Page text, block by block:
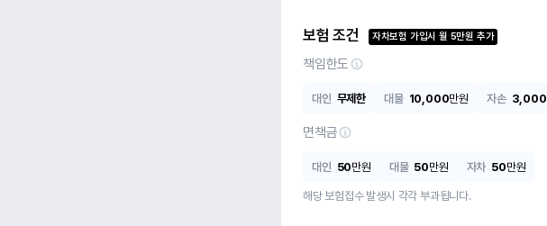
보험 조건 자차보험 가입시월 5만원 추가
책임한도
대인 무제한 대물 10,000만원 자손 3,000
면책금
대인 50만원 대물 50만원 자차 50만원
해당 보험접수 발생시 각각 부과됩니다.